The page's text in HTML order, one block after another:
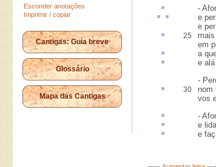
Esconder anotações
Imprimir / copiar
Cantigas: Guia breve
Glossário
Mapa das Cantigas
-
e per
e
25
em
a
e alá
-
30 nom
vos
-
e
e